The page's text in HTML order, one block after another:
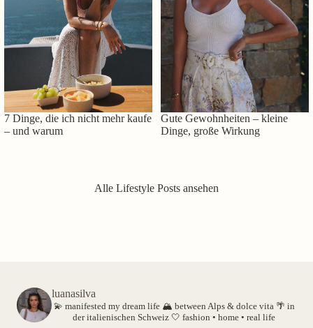
7 Dinge, die ich nicht mehr kaufe
– und warum
Gute Gewohnheiten – kleine
Dinge, große Wirkung
Alle Lifestyle Posts ansehen
luanasilva
💫 manifested my dream life 🏔️ between Alps & dolce vita 🌴 in
der italienischen Schweiz 🤍 fashion • home • real life